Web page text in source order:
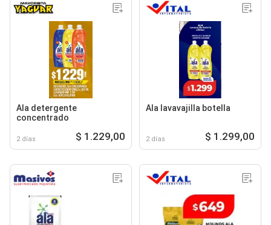
Ala detergente
concentrado
2 días $ 1.229,00
Ala lavavajilla botella
2 días $ 1.299,00